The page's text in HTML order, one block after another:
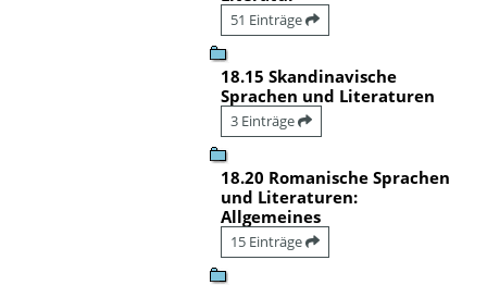
51 Einträge
18.15 Skandinavische
Sprachen und Literaturen
3 Einträge
18.20 Romanische Sprachen
und Literaturen:
Allgemeines
15 Einträge